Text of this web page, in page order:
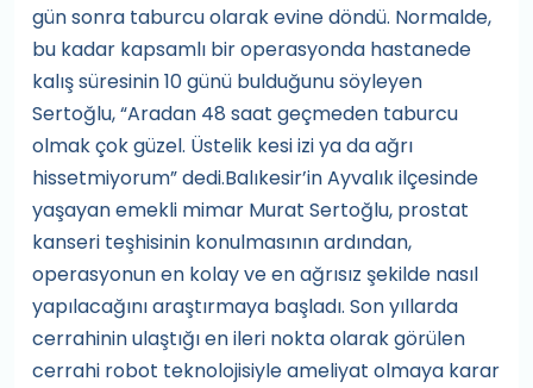
gün sonra taburcu olarak evine döndü. Normalde,
bu kadar kapsamlı bir operasyonda hastanede
kalış süresinin 10 günü bulduğunu söyleyen
Sertoğlu, “Aradan 48 saat geçmeden taburcu
olmak çok güzel. Üstelik kesi izi ya da ağrı
hissetmiyorum” dedi.Balıkesir’in Ayvalık ilçesinde
yaşayan emekli mimar Murat Sertoğlu, prostat
kanseri teşhisinin konulmasının ardından,
operasyonun en kolay ve en ağrısız şekilde nasıl
yapılacağını araştırmaya başladı. Son yıllarda
cerrahinin ulaştığı en ileri nokta olarak görülen
cerrahi robot teknolojisiyle ameliyat olmaya karar